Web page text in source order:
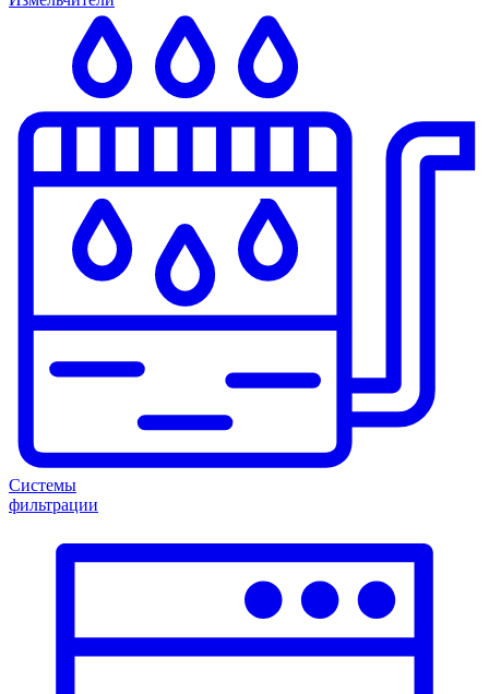
Системы
фильтрации